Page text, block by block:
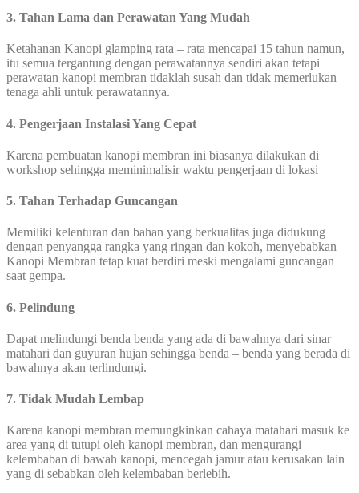
3. Tahan Lama dan Perawatan Yang Mudah
Ketahanan Kanopi glamping rata – rata mencapai 15 tahun namun,
itu semua tergantung dengan perawatannya sendiri akan tetapi
perawatan kanopi membran tidaklah susah dan tidak memerlukan
tenaga ahli untuk perawatannya.
4. Pengerjaan Instalasi Yang Cepat
Karena pembuatan kanopi membran ini biasanya dilakukan di
workshop sehingga meminimalisir waktu pengerjaan di lokasi
5. Tahan Terhadap Guncangan
Memiliki kelenturan dan bahan yang berkualitas juga didukung
dengan penyangga rangka yang ringan dan kokoh, menyebabkan
Kanopi Membran tetap kuat berdiri meski mengalami guncangan
saat gempa.
6. Pelindung
Dapat melindungi benda benda yang ada di bawahnya dari sinar
matahari dan guyuran hujan sehingga benda – benda yang berada di
bawahnya akan terlindungi.
7. Tidak Mudah Lembap
Karena kanopi membran memungkinkan cahaya matahari masuk ke
area yang di tutupi oleh kanopi membran, dan mengurangi
kelembaban di bawah kanopi, mencegah jamur atau kerusakan lain
yang di sebabkan oleh kelembaban berlebih.